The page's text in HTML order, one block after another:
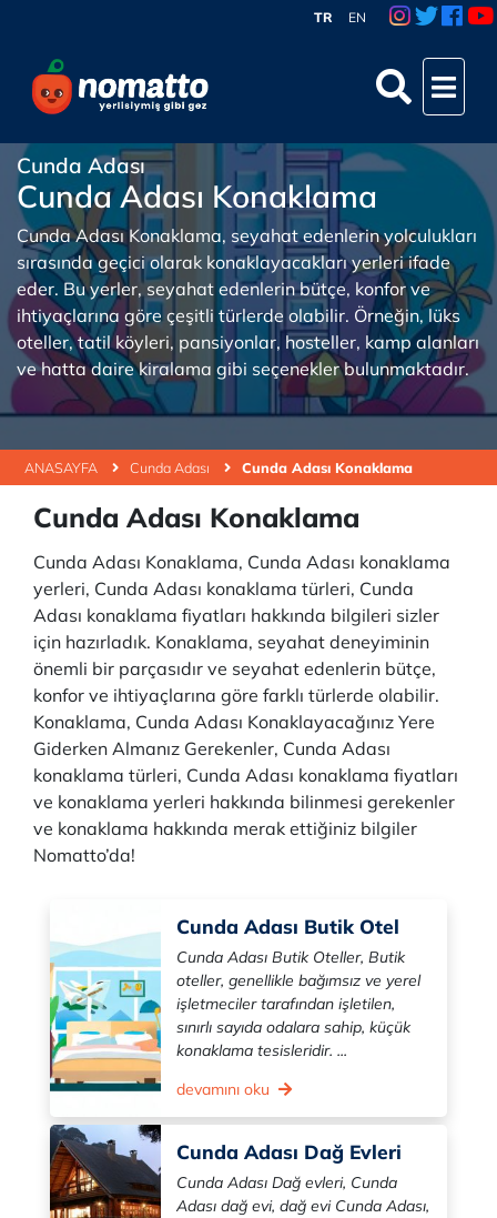
TR EN
ANASAYFA Cunda Adası Cunda Adası Konaklama
Cunda Adası
Cunda Adası Konaklama
Cunda Adası Konaklama, seyahat edenlerin yolculukları
sırasında geçici olarak konaklayacakları yerleri ifade
eder. Bu yerler, seyahat edenlerin bütçe, konfor ve
ihtiyaçlarına göre çeşitli türlerde olabilir. Örneğin, lüks
oteller, tatil köyleri, pansiyonlar, hosteller, kamp alanları
ve hatta daire kiralama gibi seçenekler bulunmaktadır.
Cunda Adası Konaklama
Cunda Adası Konaklama, Cunda Adası konaklama
yerleri, Cunda Adası konaklama türleri, Cunda
Adası konaklama fiyatları hakkında bilgileri sizler
için hazırladık. Konaklama, seyahat deneyiminin
önemli bir parçasıdır ve seyahat edenlerin bütçe,
konfor ve ihtiyaçlarına göre farklı türlerde olabilir.
Konaklama, Cunda Adası Konaklayacağınız Yere
Giderken Almanız Gerekenler, Cunda Adası
konaklama türleri, Cunda Adası konaklama fiyatları
ve konaklama yerleri hakkında bilinmesi gerekenler
ve konaklama hakkında merak ettiğiniz bilgiler
Nomatto’da!
Cunda Adası Butik Otel
Cunda Adası Butik Oteller, Butik
oteller, genellikle bağımsız ve yerel
işletmeciler tarafından işletilen,
sınırlı sayıda odalara sahip, küçük
konaklama tesisleridir. ...
devamını oku
Cunda Adası Dağ Evleri
Cunda Adası Dağ evleri, Cunda
Adası dağ evi, dağ evi Cunda Adası,